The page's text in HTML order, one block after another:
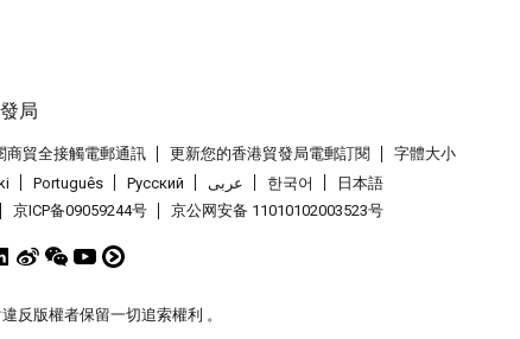
商貿全接觸電郵通訊 更新您的香港貿發局電郵訂閱
字體大小
Português Pусский عربى 한국어
日本語
京ICP备09059244号 京公网安备 11010102003523号
反版權者保留一切追索權利 。